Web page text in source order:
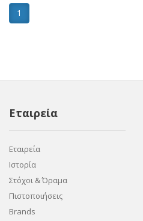
1
Εταιρεία
Εταιρεία
Ιστορία
Στόχοι & Όραμα
Πιστοποιήσεις
Brands